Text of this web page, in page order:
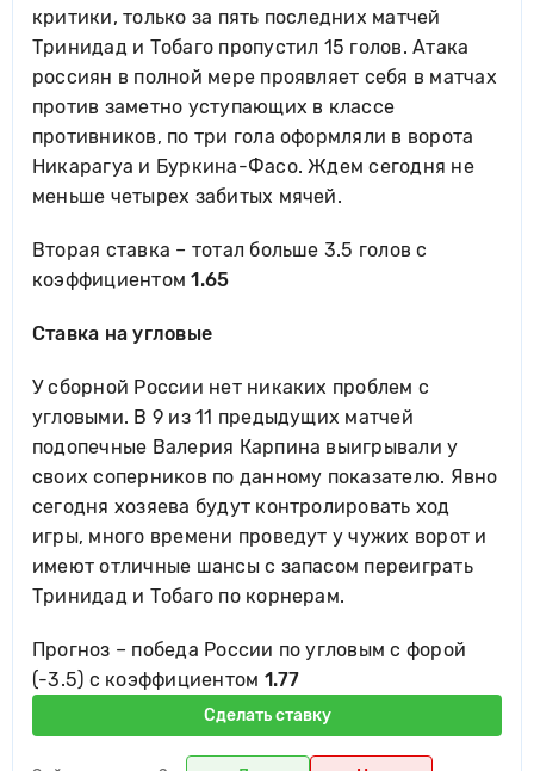
критики, только за пять последних матчей
Тринидад и Тобаго пропустил 15 голов. Атака
россиян в полной мере проявляет себя в матчах
против заметно уступающих в классе
противников, по три гола оформляли в ворота
Никарагуа и Буркина-Фасо. Ждем сегодня не
меньше четырех забитых мячей.
Вторая ставка – тотал больше 3.5 голов с
коэффициентом1.65
Ставка на угловые
У сборной России нет никаких проблем с
угловыми. В 9 из 11 предыдущих матчей
подопечные Валерия Карпина выигрывали у
своих соперников по данному показателю. Явно
сегодня хозяева будут контролировать ход
игры, много времени проведут у чужих ворот и
имеют отличные шансы с запасом переиграть
Тринидад и Тобаго по корнерам.
Прогноз – победа России по угловым с форой
(-3.5) с коэффициентом 1.77
Сделать ставку